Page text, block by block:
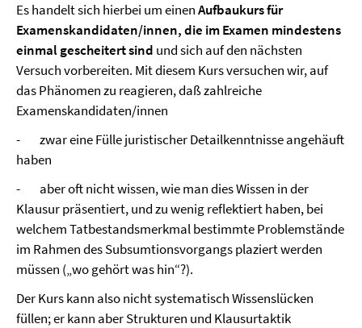
Es handelt sich hierbei um einenAufbaukurs für
Examenskandidaten/innen, die im Examen mindestens
einmal gescheitert sind und sich auf den nächsten
Versuch vorbereiten. Mit diesem Kurs versuchen wir, auf
das Phänomen zu reagieren, daß zahlreiche
Examenskandidaten/innen
- zwar eine Fülle juristischer Detailkenntnisse angehäuft
haben
- aber oft nicht wissen, wie man dies Wissen in der
Klausur präsentiert, und zu wenig reflektiert haben, bei
welchem Tatbestandsmerkmal bestimmte Problemstände
im Rahmen des Subsumtionsvorgangs plaziert werden
müssen („wo gehört was hin“?).
Der Kurs kann also nicht systematisch Wissenslücken
füllen; er kann aber Strukturen und Klausurtaktik